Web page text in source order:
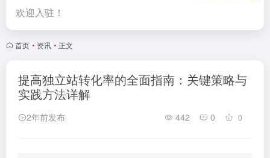
欢迎入驻！
首页 • 资讯 • 正文
提高独立站转化率的全面指南：关键策略与
实践方法详解
2年前发布 442 0 0